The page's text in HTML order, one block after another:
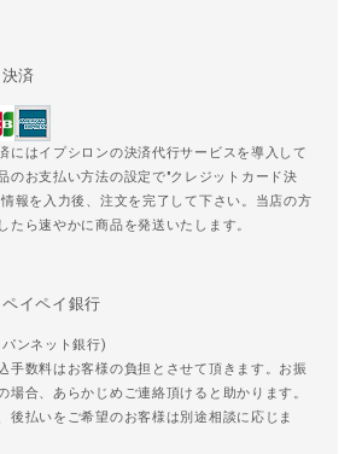
済
にはイプシロンの決済代行サービスを導入して
のお支払い方法の設定で"クレジットカード決
報を入力後、注文を完了して下さい。当店の方
たら速やかに商品を発送いたします。
イペイ銀行
ンネット銀行)
手数料はお客様の負担とさせて頂きます。お振
場合、あらかじめご連絡頂けると助かります。
後払いをご希望のお客様は別途相談に応じま